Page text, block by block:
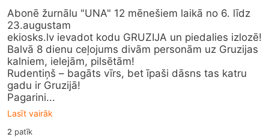
Abonē žurnālu "UNA" 12 mēnešiem laikā no 6. līdz
ekiosks.lv ievadot kodu GRUZIJA un piedalies izlozē!
Balvā 8 dienu ceļojums divām personām uz Gruzijas
kalniem, ielejām, pilsētām!
Rudentiņš – bagāts vīrs, bet īpaši dāsns tas katru
gadu ir Gruzijā!
Pagarini...
Lasīt vairāk
2 patīk